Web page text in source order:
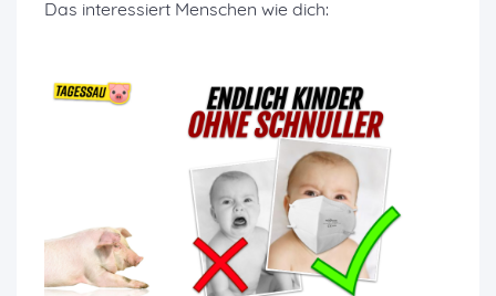
Das interessiert Menschen wie dich: